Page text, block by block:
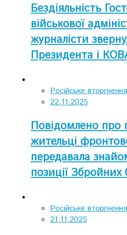
Бездіяльність
військової
журналісти
Президента і
Російське
22.11.2025
Повідомлено про
жительці
передавала
позиції Збройних
Російське
21.11.2025